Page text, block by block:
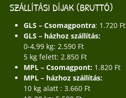
SZÁLLÍTÁSI DÍJAK (BRUTTÓ)
GLS – Csomagpontra: 1.720 Ft
GLS – házhoz szállítás:
0-4,99 kg: 2.590 Ft
5 kg felett: 2.850 Ft
MPL – Csomagpont: 1.820 Ft
MPL – házhoz szállítás:
10 kg alatt : 3.660 Ft